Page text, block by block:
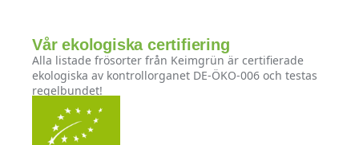
Vår ekologiska certifiering
Alla listade frösorter från Keimgrün är certifierade
ekologiska av kontrollorganet DE-ÖKO-006 och testas
regelbundet!